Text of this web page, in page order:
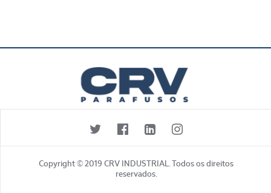
Copyright © 2019 CRV INDUSTRIAL. Todos os direitos
reservados.